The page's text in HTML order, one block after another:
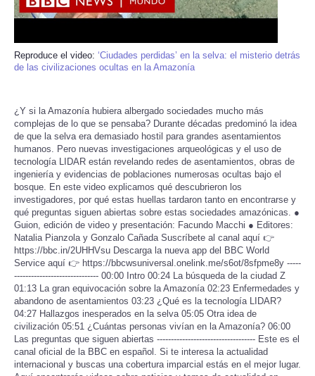
Reproduce el video: ‘Ciudades perdidas’ en la selva: el misterio detrás
de las civilizaciones ocultas en la Amazonía
¿Y si la Amazonía hubiera albergado sociedades mucho más
complejas de lo que se pensaba? Durante décadas predominó la idea
de que la selva era demasiado hostil para grandes asentamientos
humanos. Pero nuevas investigaciones arqueológicas y el uso de
tecnología LIDAR están revelando redes de asentamientos, obras de
ingeniería y evidencias de poblaciones numerosas ocultas bajo el
bosque. En este video explicamos qué descubrieron los
investigadores, por qué estas huellas tardaron tanto en encontrarse y
qué preguntas siguen abiertas sobre estas sociedades amazónicas. ●
Guion, edición de video y presentación: Facundo Macchi ● Editores:
Natalia Pianzola y Gonzalo Cañada Suscríbete al canal aquí 👉
https://bbc.in/2UHHVsu Descarga la nueva app del BBC World
Service aquí 👉 https://bbcwsuniversal.onelink.me/s6ot/8sfpme8y -----
------------------------------ 00:00 Intro 00:24 La búsqueda de la ciudad Z
01:13 La gran equivocación sobre la Amazonía 02:23 Enfermedades y
abandono de asentamientos 03:23 ¿Qué es la tecnología LIDAR?
04:27 Hallazgos inesperados en la selva 05:05 Otra idea de
civilización 05:51 ¿Cuántas personas vivían en la Amazonía? 06:00
Las preguntas que siguen abiertas ----------------------------------- Este es el
canal oficial de la BBC en español. Si te interesa la actualidad
internacional y buscas una cobertura imparcial estás en el mejor lugar.